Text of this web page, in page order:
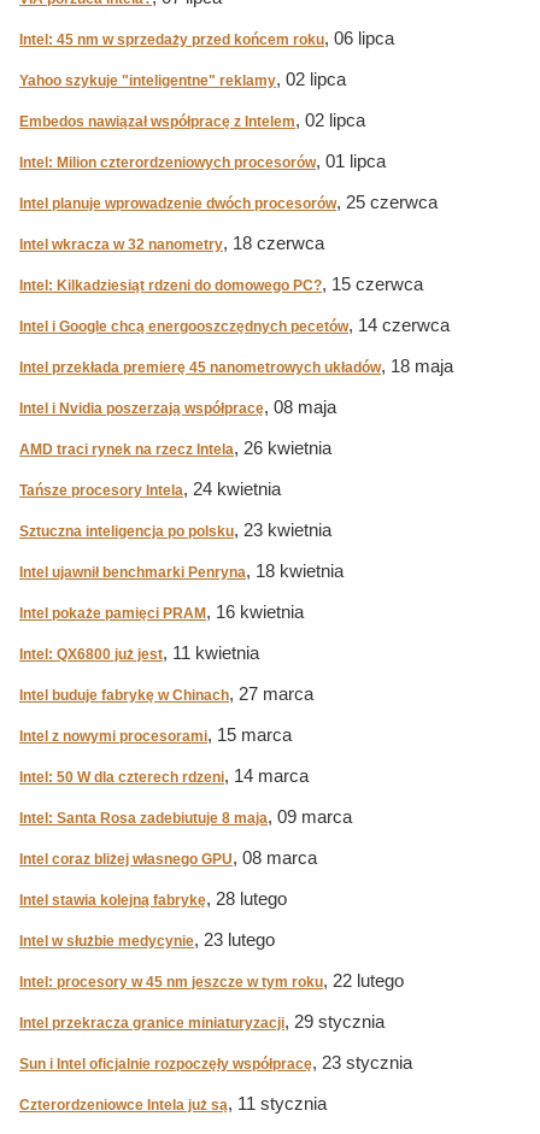
Intel: 45 nm w sprzedaży przed końcem roku, 06 lipca
Yahoo szykuje "inteligentne" reklamy, 02 lipca
Embedos nawiązał współpracę z Intelem, 02 lipca
Intel: Milion czterordzeniowych procesorów, 01 lipca
Intel planuje wprowadzenie dwóch procesorów, 25 czerwca
Intel wkracza w 32 nanometry, 18 czerwca
Intel: Kilkadziesiąt rdzeni do domowego PC?, 15 czerwca
Intel i Google chcą energooszczędnych pecetów, 14 czerwca
Intel przekłada premierę 45 nanometrowych układów, 18 maja
Intel i Nvidia poszerzają współpracę, 08 maja
AMD traci rynek na rzecz Intela, 26 kwietnia
Tańsze procesory Intela, 24 kwietnia
Sztuczna inteligencja po polsku, 23 kwietnia
Intel ujawnił benchmarki Penryna, 18 kwietnia
Intel pokaże pamięci PRAM , 16 kwietnia
Intel: QX6800 już jest, 11 kwietnia
Intel buduje fabrykę w Chinach, 27 marca
Intel z nowymi procesorami, 15 marca
Intel: 50 W dla czterech rdzeni, 14 marca
Intel: Santa Rosa zadebiutuje 8 maja, 09 marca
Intel coraz bliżej własnego GPU, 08 marca
Intel stawia kolejną fabrykę, 28 lutego
Intel w służbie medycynie, 23 lutego
Intel: procesory w 45 nm jeszcze w tym roku, 22 lutego
Intel przekracza granice miniaturyzacji, 29 stycznia
Sun i Intel oficjalnie rozpoczęły współpracę, 23 stycznia
Czterordzeniowce Intela już są, 11 stycznia